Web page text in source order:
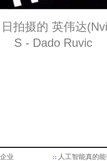
拍摄的 英伟达
S - Dado Ruvic
业
人工智能真的